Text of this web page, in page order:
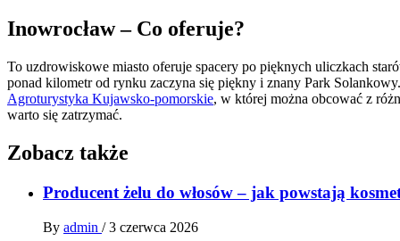
Inowrocław – Co oferuje?
To uzdrowiskowe miasto oferuje spacery po pięknych uliczkach
ponad kilometr od rynku zaczyna się piękny i znany Park
Agroturystyka Kujawsko-pomorskie, w której można obcować z
warto się zatrzymać.
Zobacz także
Producent żelu do włosów – jak powstają
By admin / 3 czerwca 2026